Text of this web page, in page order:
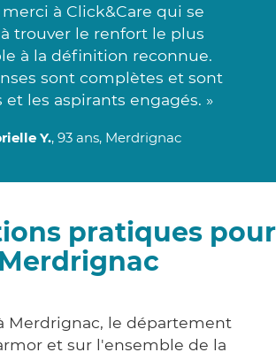
à Click&Care qui se
trouver le renfort le plus
à la définition reconnue.
sont complètes et sont
et les aspirants engagés. »
Y., 93 ans, Merdrignac
pratiques pour
Merdrignac
Merdrignac, le département
et sur l'ensemble de la